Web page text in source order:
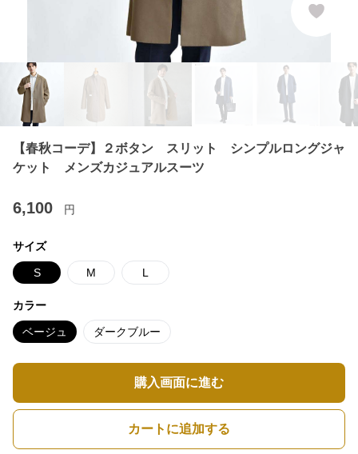
【春秋コーデ】２ボタン スリット シンプルロングジャ
ケット メンズカジュアルスーツ
6,100 円
サイズ
S M L
カラー
ベージュ ダークブルー
購入画面に進む
カートに追加する